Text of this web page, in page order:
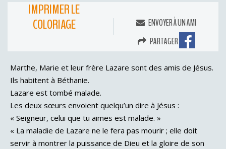
IMPRIMER LE
COLORIAGE
ENVOYER À UN AMI
PARTAGER
Marthe, Marie et leur frère Lazare sont des amis de Jésus.
Ils habitent à Béthanie.
Lazare est tombé malade.
Les deux sœurs envoient quelqu’un dire à Jésus :
« Seigneur, celui que tu aimes est malade. »
« La maladie de Lazare ne le fera pas mourir ; elle doit
servir à montrer la puissance de Dieu et la gloire de son